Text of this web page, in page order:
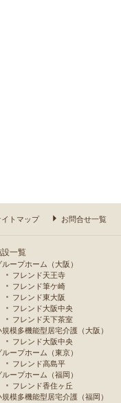
イトマップ お問合せ一覧
一覧
ループホーム（大阪）
フレンド天王寺
フレンド筆ケ崎
フレンド東大阪
フレンド大阪中央
フレンド天下茶室
規模多機能型居宅介護（大阪）
フレンド大阪中央
ループホーム（東京）
フレンド高島平
ループホーム（福岡）
フレンド香住ヶ丘
規模多機能型居宅介護（福岡）